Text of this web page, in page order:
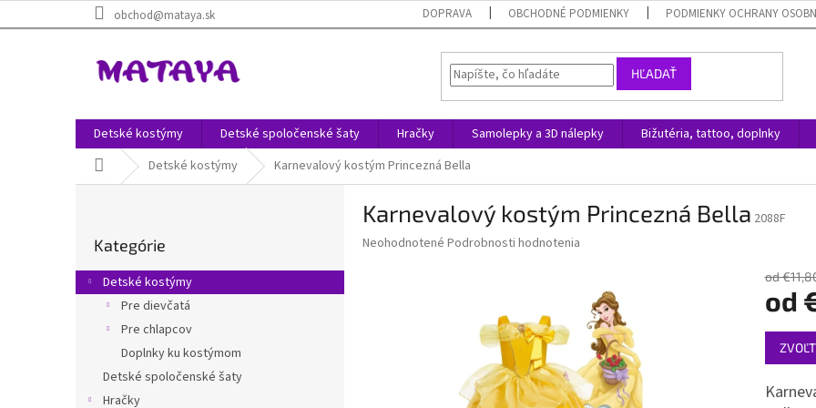
na
obchod@mataya.sk DOPRAVA OBCHODNÉ PODMIENKY PODMIENKY OCHRANY
HĽADAŤ
Detské kostýmy Detské spoločenské šaty Hračky Samolepky a 3D nálepky Bižutéria, tattoo, doplnky
DomovDetské kostýmy Karnevalový kostým Princezná Bella
ý
p
kategórie
Kategórie
Detské kostýmy
Pre dievčatá
Pre chlapcov
Doplnky ku kostýmom
Detské spoločenské šaty
Hračky
Karnevalový kostým Princezná Bella 2088F
Priemerné
Neohodnotené Podrobnosti hodnotenia
od
od
cena: